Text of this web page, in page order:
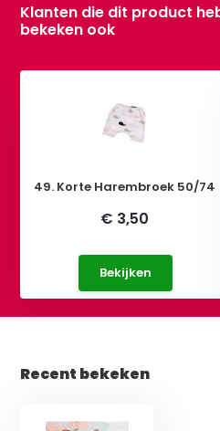
Klanten die dit product
bekeken ook
49. Korte Harembroek 50/74
€ 3,50
Bekijken
Recent bekeken